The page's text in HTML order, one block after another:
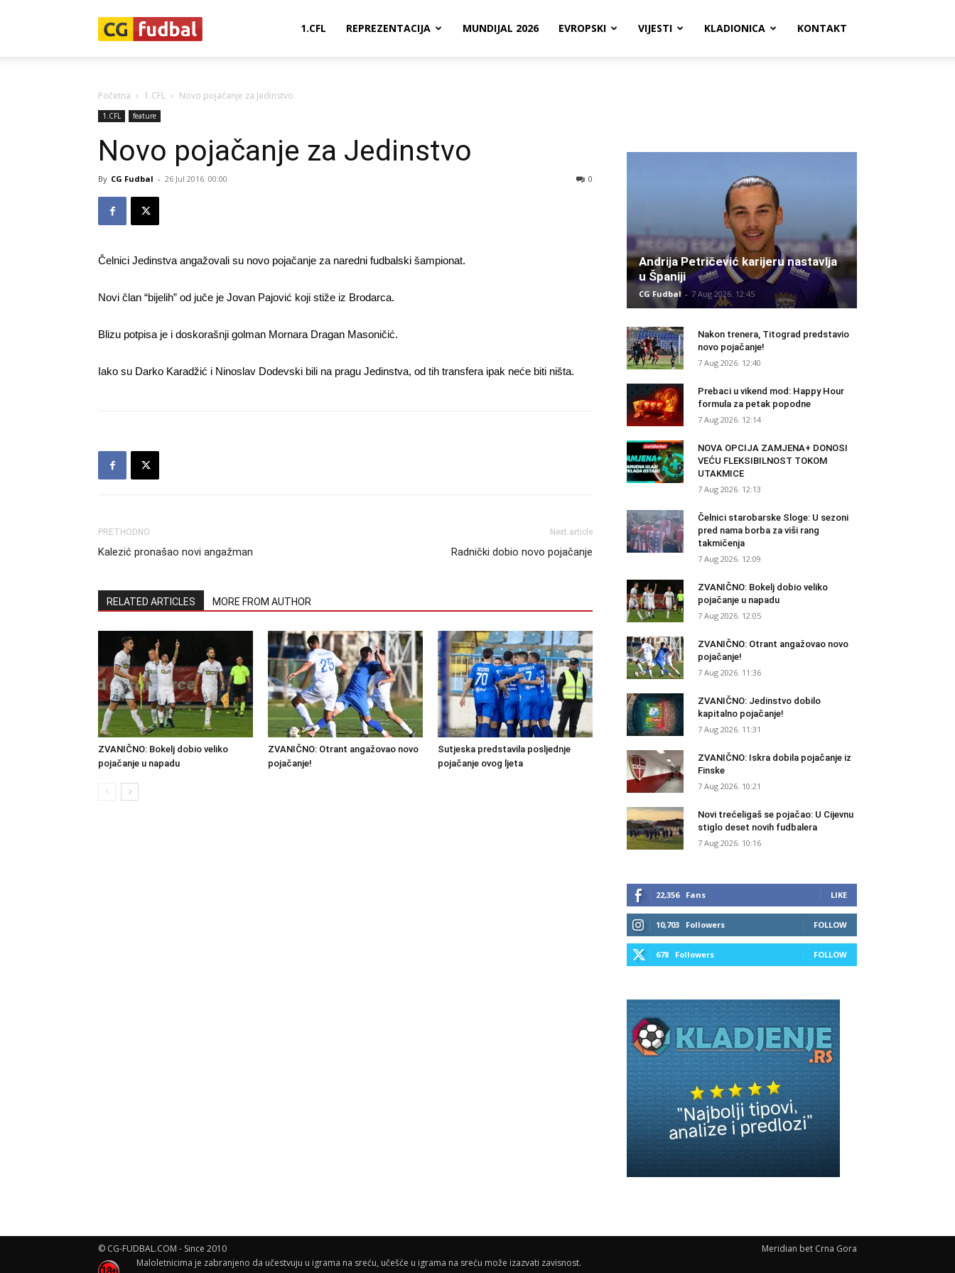
1.CFL REPREZENTACIJA MUNDIJAL 2026 EVROPSKI VIJESTI KLADIONICA KONTAKT
Početna 1.CFL Novo pojačanje za Jedinstvo
1.CFL feature
Novo pojačanje za Jedinstvo
By CG Fudbal - 26 Jul 2016. 00:00 0
Čelnici Jedinstva angažovali su novo pojačanje za naredni fudbalski šampionat.
Novi član “bijelih” od juče je Jovan Pajović koji stiže iz Brodarca.
Blizu potpisa je i doskorašnji golman Mornara Dragan Masoničić.
Iako su Darko Karadžić i Ninoslav Dodevski bili na pragu Jedinstva, od tih transfera ipak neće biti ništa.
PRETHODNO
Kalezić pronašao novi angažman
Next article
Radnički dobio novo pojačanje
RELATED ARTICLES MORE FROM AUTHOR
ZVANIČNO: Bokelj dobio veliko
pojačanje u napadu
ZVANIČNO: Otrant angažovao novo
pojačanje!
Sutjeska predstavila posljednje
pojačanje ovog ljeta
Andrija Petričević karijeru nastavlja
u Španiji
CG Fudbal - 7 Aug 2026. 12:45
Nakon trenera, Titograd predstavio
novo pojačanje!
7 Aug 2026. 12:40
Prebaci u vikend mod: Happy Hour
formula za petak popodne
7 Aug 2026. 12:14
NOVA OPCIJA ZAMJENA+ DONOSI
VEĆU FLEKSIBILNOST TOKOM
UTAKMICE
7 Aug 2026. 12:13
Čelnici starobarske Sloge: U sezoni
pred nama borba za viši rang
takmičenja
7 Aug 2026. 12:09
ZVANIČNO: Bokelj dobio veliko
pojačanje u napadu
7 Aug 2026. 12:05
ZVANIČNO: Otrant angažovao novo
pojačanje!
7 Aug 2026. 11:36
ZVANIČNO: Jedinstvo dobilo
kapitalno pojačanje!
7 Aug 2026. 11:31
ZVANIČNO: Iskra dobila pojačanje iz
Finske
7 Aug 2026. 10:21
Novi trećeligaš se pojačao: U Cijevnu
stiglo deset novih fudbalera
7 Aug 2026. 10:16
22,356 Fans LIKE
10,703 Followers FOLLOW
678 Followers FOLLOW
Meridian bet Crna Gora
© CG-FUDBAL.COM - Since 2010
Maloletnicima je zabranjeno da učestvuju u igrama na sreću, učešće u igrama na sreću može izazvati zavisnost.